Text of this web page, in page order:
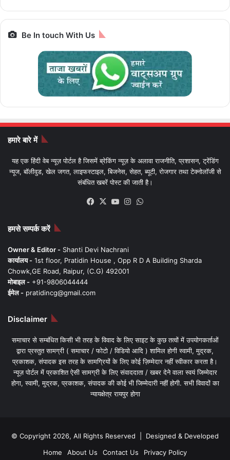
Be In touch With Us
हमारे बारे में
यह एक हिंदी वेब न्यूज़ पोर्टल है जिसमें ब्रेकिंग न्यूज़ के अलावा राजनीति, प्रशासन, ट्रेंडिंग
न्यूज, बॉलीवुड, खेल जगत, लाइफस्टाइल, बिजनेस, सेहत, ब्यूटी, रोजगार तथा टेक्नोलॉजी से
संबंधित खबरें पोस्ट की जाती है।
Facebook
X YouTubeInstagram
हमसे सम्पर्क करें
Owner & Editor - Shanti Devi Nachrani
कार्यालय - 1st floor, Pratidin House , Opp R D A Building Sharda
Chowk,GE Road, Raipur, (C.G) 492001
मोबाइल - +91-9806044444
ईमेल - pratidincg@gmail.com
Disclaimer
समाचार से सम्बंधित किसी भी तरह के विवाद के लिए साइट के कुछ तत्वों में उपयोगकर्ताओं
द्वारा प्रस्तुत सामग्री ( समाचार / फोटो / विडियो आदि ) शामिल होगी स्वामी, मुद्रक,
प्रकाशक, संपादक इस तरह के सामग्रियों के लिए कोई ज़िम्मेदार नहीं स्वीकार करता है।
न्यूज़ पोर्टल में प्रकाशित ऐसी सामग्री के लिए संवाददाता / खबर देने वाला स्वयं जिम्मेदार
होगा, स्वामी, मुद्रक, प्रकाशक, संपादक की कोई भी जिम्मेदारी नहीं होगी. सभी विवादों का
न्यायक्षेत्र रायपुर होगा
© Copyright 2026, All Rights Reserved | Designed & Developed
Home
About Us Contact Us Privacy Policy